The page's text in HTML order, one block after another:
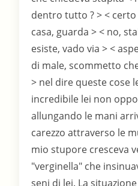
dentro tutto ? > <
casa, guarda > < no,
esiste, vado via > <
di male, scommetto
> nel dire queste cose
incredibile lei non
allungando le mani
carezzo attraverso le
mio stupore cresceva
"verginella" che
seni di lei. La